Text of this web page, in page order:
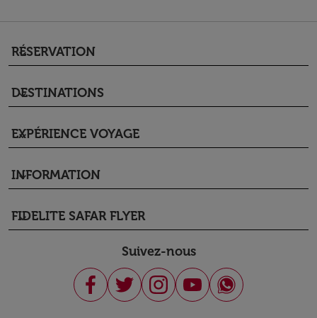
RÉSERVATION
keyboard_arrow_down
DESTINATIONS
keyboard_arrow_down
EXPÉRIENCE VOYAGE
keyboard_arrow_down
INFORMATION
keyboard_arrow_down
FIDELITE SAFAR FLYER
keyboard_arrow_down
Suivez-nous